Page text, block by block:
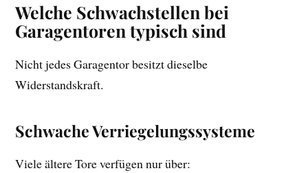
Welche Schwachstellen bei
Garagentoren typisch sind
Nicht jedes Garagentor besitzt dieselbe
Widerstandskraft.
Schwache Verriegelungssysteme
Viele ältere Tore verfügen nur über: